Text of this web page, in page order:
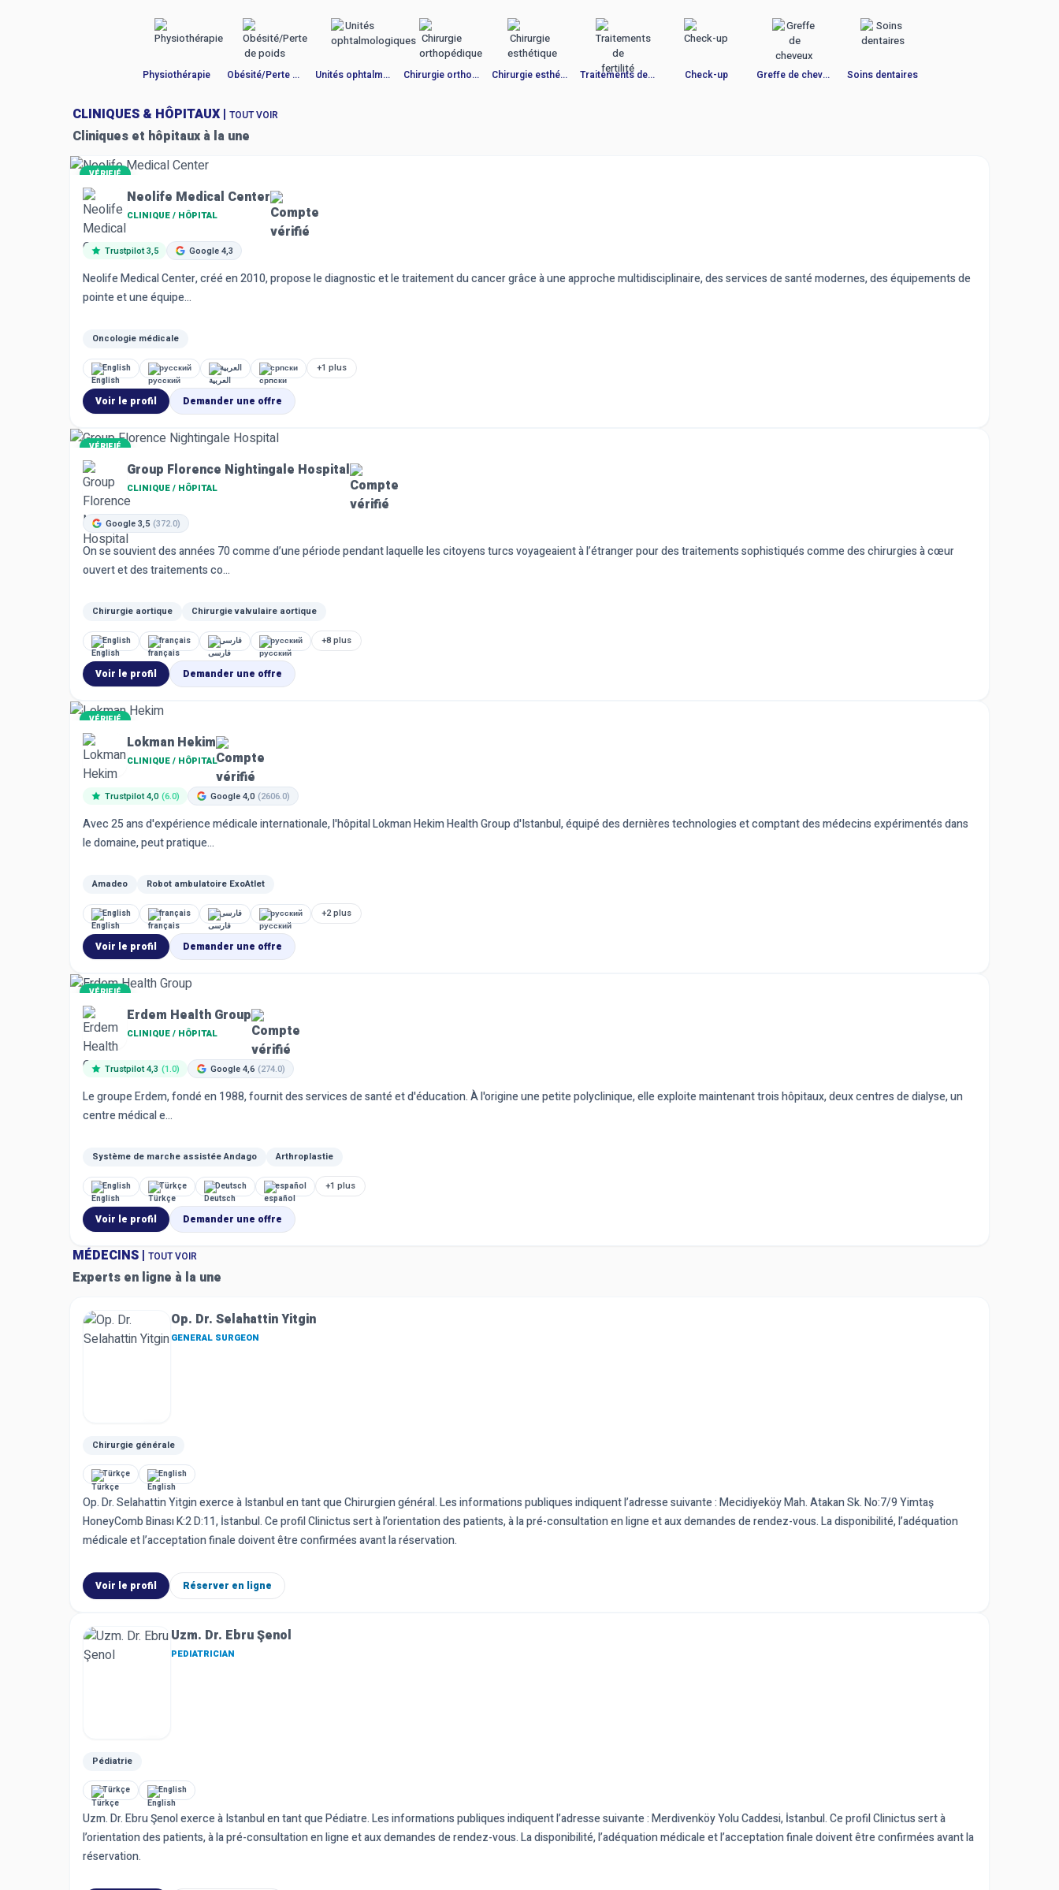
Paiement sécurisé
6
Vols, hôtels et services essentiels
Physiothérapie Obésité/Perte de p... Unités ophtalmolog... Chirurgie orthopéd... Chirurgie esthétiq... Traitements de fer... Check-up Greffe de cheveux Soins dentaires
CLINIQUES & HÔPITAUX | TOUT VOIR
Cliniques et hôpitaux à la une
VÉRIFIÉ
Neolife Medical Center
CLINIQUE / HÔPITAL
Trustpilot 3,5 Google 4,3
Neolife Medical Center, créé en 2010, propose le diagnostic et le traitement du cancer grâce à une approche multidisciplinaire, des services de santé modernes, des équipements de
pointe et une équipe...
Oncologie médicale
English русский العربية српски +1 plus
Voir le profil Demander une offre
VÉRIFIÉ
Group Florence Nightingale Hospital
CLINIQUE / HÔPITAL
Google 3,5 (372.0)
On se souvient des années 70 comme d’une période pendant laquelle les citoyens turcs voyageaient à l’étranger pour des traitements sophistiqués comme des chirurgies à cœur
ouvert et des traitements co...
Chirurgie aortique Chirurgie valvulaire aortique
English français فارسی русский +8 plus
Voir le profil Demander une offre
VÉRIFIÉ
Lokman Hekim
CLINIQUE / HÔPITAL
Trustpilot 4,0 (6.0) Google 4,0 (2606.0)
Avec 25 ans d'expérience médicale internationale, l'hôpital Lokman Hekim Health Group d'Istanbul, équipé des dernières technologies et comptant des médecins expérimentés dans
le domaine, peut pratique...
Amadeo Robot ambulatoire ExoAtlet
English français فارسی русский +2 plus
Voir le profil Demander une offre
VÉRIFIÉ
Erdem Health Group
CLINIQUE / HÔPITAL
Trustpilot 4,3 (1.0) Google 4,6 (274.0)
Le groupe Erdem, fondé en 1988, fournit des services de santé et d'éducation. À l'origine une petite polyclinique, elle exploite maintenant trois hôpitaux, deux centres de dialyse, un
centre médical e...
Système de marche assistée Andago Arthroplastie
English Türkçe Deutsch español +1 plus
Voir le profil Demander une offre
MÉDECINS | TOUT VOIR
Experts en ligne à la une
Op. Dr. Selahattin Yitgin
GENERAL SURGEON
Chirurgie générale
Türkçe English
Op. Dr. Selahattin Yitgin exerce à Istanbul en tant que Chirurgien général. Les informations publiques indiquent l’adresse suivante : Mecidiyeköy Mah. Atakan Sk. No:7/9 Yimtaş
HoneyComb Binası K:2 D:11, İstanbul. Ce profil Clinictus sert à l’orientation des patients, à la pré-consultation en ligne et aux demandes de rendez-vous. La disponibilité, l’adéquation
médicale et l’acceptation finale doivent être confirmées avant la réservation.
Voir le profil Réserver en ligne
Uzm. Dr. Ebru Şenol
PEDIATRICIAN
Pédiatrie
Türkçe English
Uzm. Dr. Ebru Şenol exerce à Istanbul en tant que Pédiatre. Les informations publiques indiquent l’adresse suivante : Merdivenköy Yolu Caddesi, İstanbul. Ce profil Clinictus sert à
l’orientation des patients, à la pré-consultation en ligne et aux demandes de rendez-vous. La disponibilité, l’adéquation médicale et l’acceptation finale doivent être confirmées avant la
réservation.